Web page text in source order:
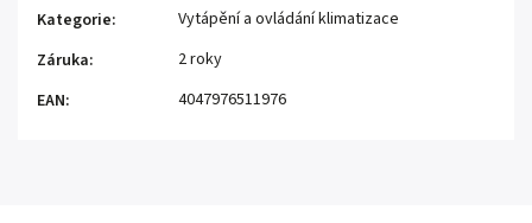
Kategorie:
Vytápění a ovládání klimatizace
Záruka:
2 roky
EAN: 4047976511976